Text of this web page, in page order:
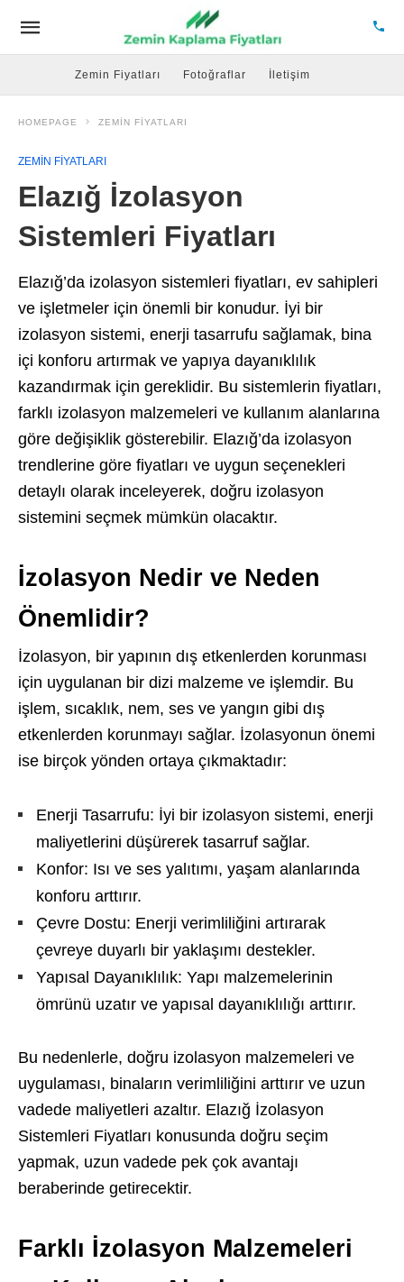
Zemin Fiyatları Fotoğraflar İletişim
HOMEPAGE ZEMIN FIYATLARI
ZEMIN FIYATLARI
Elazığ İzolasyon
Sistemleri Fiyatları
Elazığ’da izolasyon sistemleri fiyatları, ev sahipleri
ve işletmeler için önemli bir konudur. İyi bir
izolasyon sistemi, enerji tasarrufu sağlamak, bina
içi konforu artırmak ve yapıya dayanıklılık
kazandırmak için gereklidir. Bu sistemlerin fiyatları,
farklı izolasyon malzemeleri ve kullanım alanlarına
göre değişiklik gösterebilir. Elazığ’da izolasyon
trendlerine göre fiyatları ve uygun seçenekleri
detaylı olarak inceleyerek, doğru izolasyon
sistemini seçmek mümkün olacaktır.
İzolasyon Nedir ve Neden
Önemlidir?
İzolasyon, bir yapının dış etkenlerden korunması
için uygulanan bir dizi malzeme ve işlemdir. Bu
işlem, sıcaklık, nem, ses ve yangın gibi dış
etkenlerden korunmayı sağlar. İzolasyonun önemi
ise birçok yönden ortaya çıkmaktadır:
Enerji Tasarrufu: İyi bir izolasyon sistemi, enerji
maliyetlerini düşürerek tasarruf sağlar.
Konfor: Isı ve ses yalıtımı, yaşam alanlarında
konforu arttırır.
Çevre Dostu: Enerji verimliliğini artırarak
çevreye duyarlı bir yaklaşımı destekler.
Yapısal Dayanıklılık: Yapı malzemelerinin
ömrünü uzatır ve yapısal dayanıklılığı arttırır.
Bu nedenlerle, doğru izolasyon malzemeleri ve
uygulaması, binaların verimliliğini arttırır ve uzun
vadede maliyetleri azaltır. Elazığ İzolasyon
Sistemleri Fiyatları konusunda doğru seçim
yapmak, uzun vadede pek çok avantajı
beraberinde getirecektir.
Farklı İzolasyon Malzemeleri